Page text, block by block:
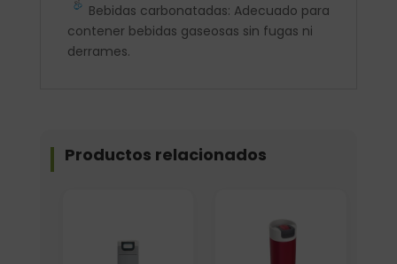
Bebidas carbonatadas: Adecuado para
contener bebidas gaseosas sin fugas ni
derrames.
Productos relacionados